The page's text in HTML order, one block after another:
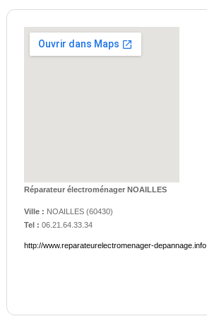
Réparateur électroménager NOAILLES
Ville : NOAILLES(60430)
Tel : 06.21.64.33.34
http://www.reparateurelectromenager-depannage.info